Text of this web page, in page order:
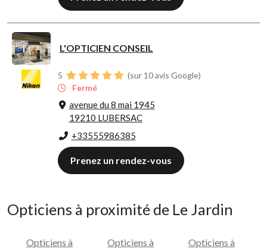
L'OPTICIEN CONSEIL
5
(sur 10 avis Google)
Fermé
avenue du 8 mai 1945
19210 LUBERSAC
+33555986385
Prenez un rendez-vous
Opticiens à proximité de Le Jardin
Opticiens à
Opticiens à
Opticiens à